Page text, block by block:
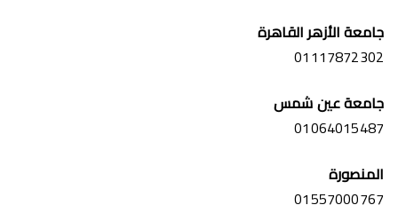
جامعة الأزهر القاهرة
01117872302
جامعة عين شمس
01064015487
المنصورة
01557000767